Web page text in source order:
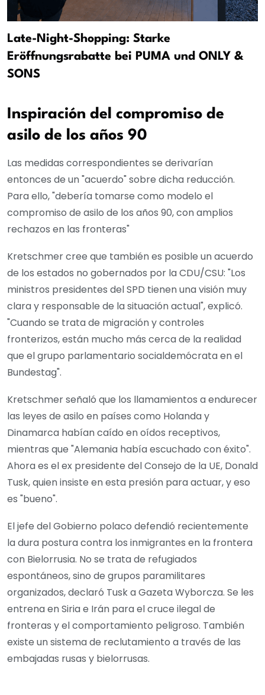
Late-Night-Shopping: Starke
Eröffnungsrabatte bei PUMA und ONLY &
SONS
Inspiración del compromiso de
asilo de los años 90
Las medidas correspondientes se derivarían
entonces de un "acuerdo" sobre dicha reducción.
Para ello, "debería tomarse como modelo el
compromiso de asilo de los años 90, con amplios
rechazos en las fronteras"
Kretschmer cree que también es posible un acuerdo
de los estados no gobernados por la CDU/CSU: "Los
ministros presidentes del SPD tienen una visión muy
clara y responsable de la situación actual", explicó.
"Cuando se trata de migración y controles
fronterizos, están mucho más cerca de la realidad
que el grupo parlamentario socialdemócrata en el
Bundestag".
Kretschmer señaló que los llamamientos a endurecer
las leyes de asilo en países como Holanda y
Dinamarca habían caído en oídos receptivos,
mientras que "Alemania había escuchado con éxito".
Ahora es el ex presidente del Consejo de la UE, Donald
Tusk, quien insiste en esta presión para actuar, y eso
es "bueno".
El jefe del Gobierno polaco defendió recientemente
la dura postura contra los inmigrantes en la frontera
con Bielorrusia. No se trata de refugiados
espontáneos, sino de grupos paramilitares
organizados, declaró Tusk a Gazeta Wyborcza. Se les
entrena en Siria e Irán para el cruce ilegal de
fronteras y el comportamiento peligroso. También
existe un sistema de reclutamiento a través de las
embajadas rusas y bielorrusas.